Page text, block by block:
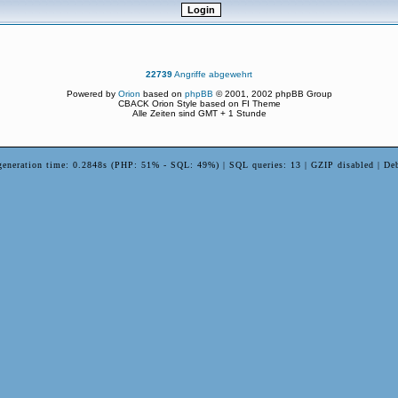
22739Angriffe abgewehrt
Powered by Orion based on phpBB © 2001, 2002 phpBB Group
CBACK Orion Style based on FI Theme
Alle Zeiten sind GMT + 1 Stunde
time: 0.2848s (PHP: 51% - SQL: 49%) | SQL queries: 13 | GZIP disabled |